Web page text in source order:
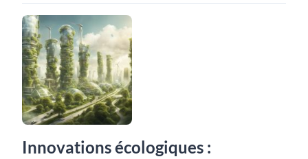
Innovations écologiques :